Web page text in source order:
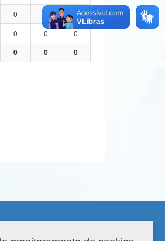
0
0
0 0
0
0 0 0